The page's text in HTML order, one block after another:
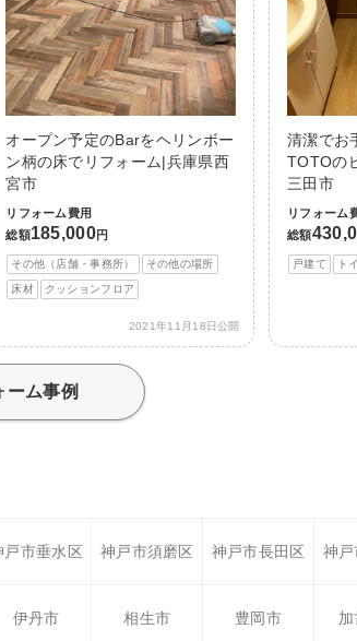
オープン予定のBarをヘリンボー
ン柄の床でリフォーム|兵庫県西
宮市
リフォーム費用
総額185,000円
その他（店舗・事務所） その他の場所
床材 クッションフロア
2021年11月18日公開
清潔でお
TOTOの
三田市
リフォーム
総額
戸建て ト
ーム事例
戸市垂水区 神戸市須磨区 神戸市長田区 神戸
伊丹市 相生市 豊岡市